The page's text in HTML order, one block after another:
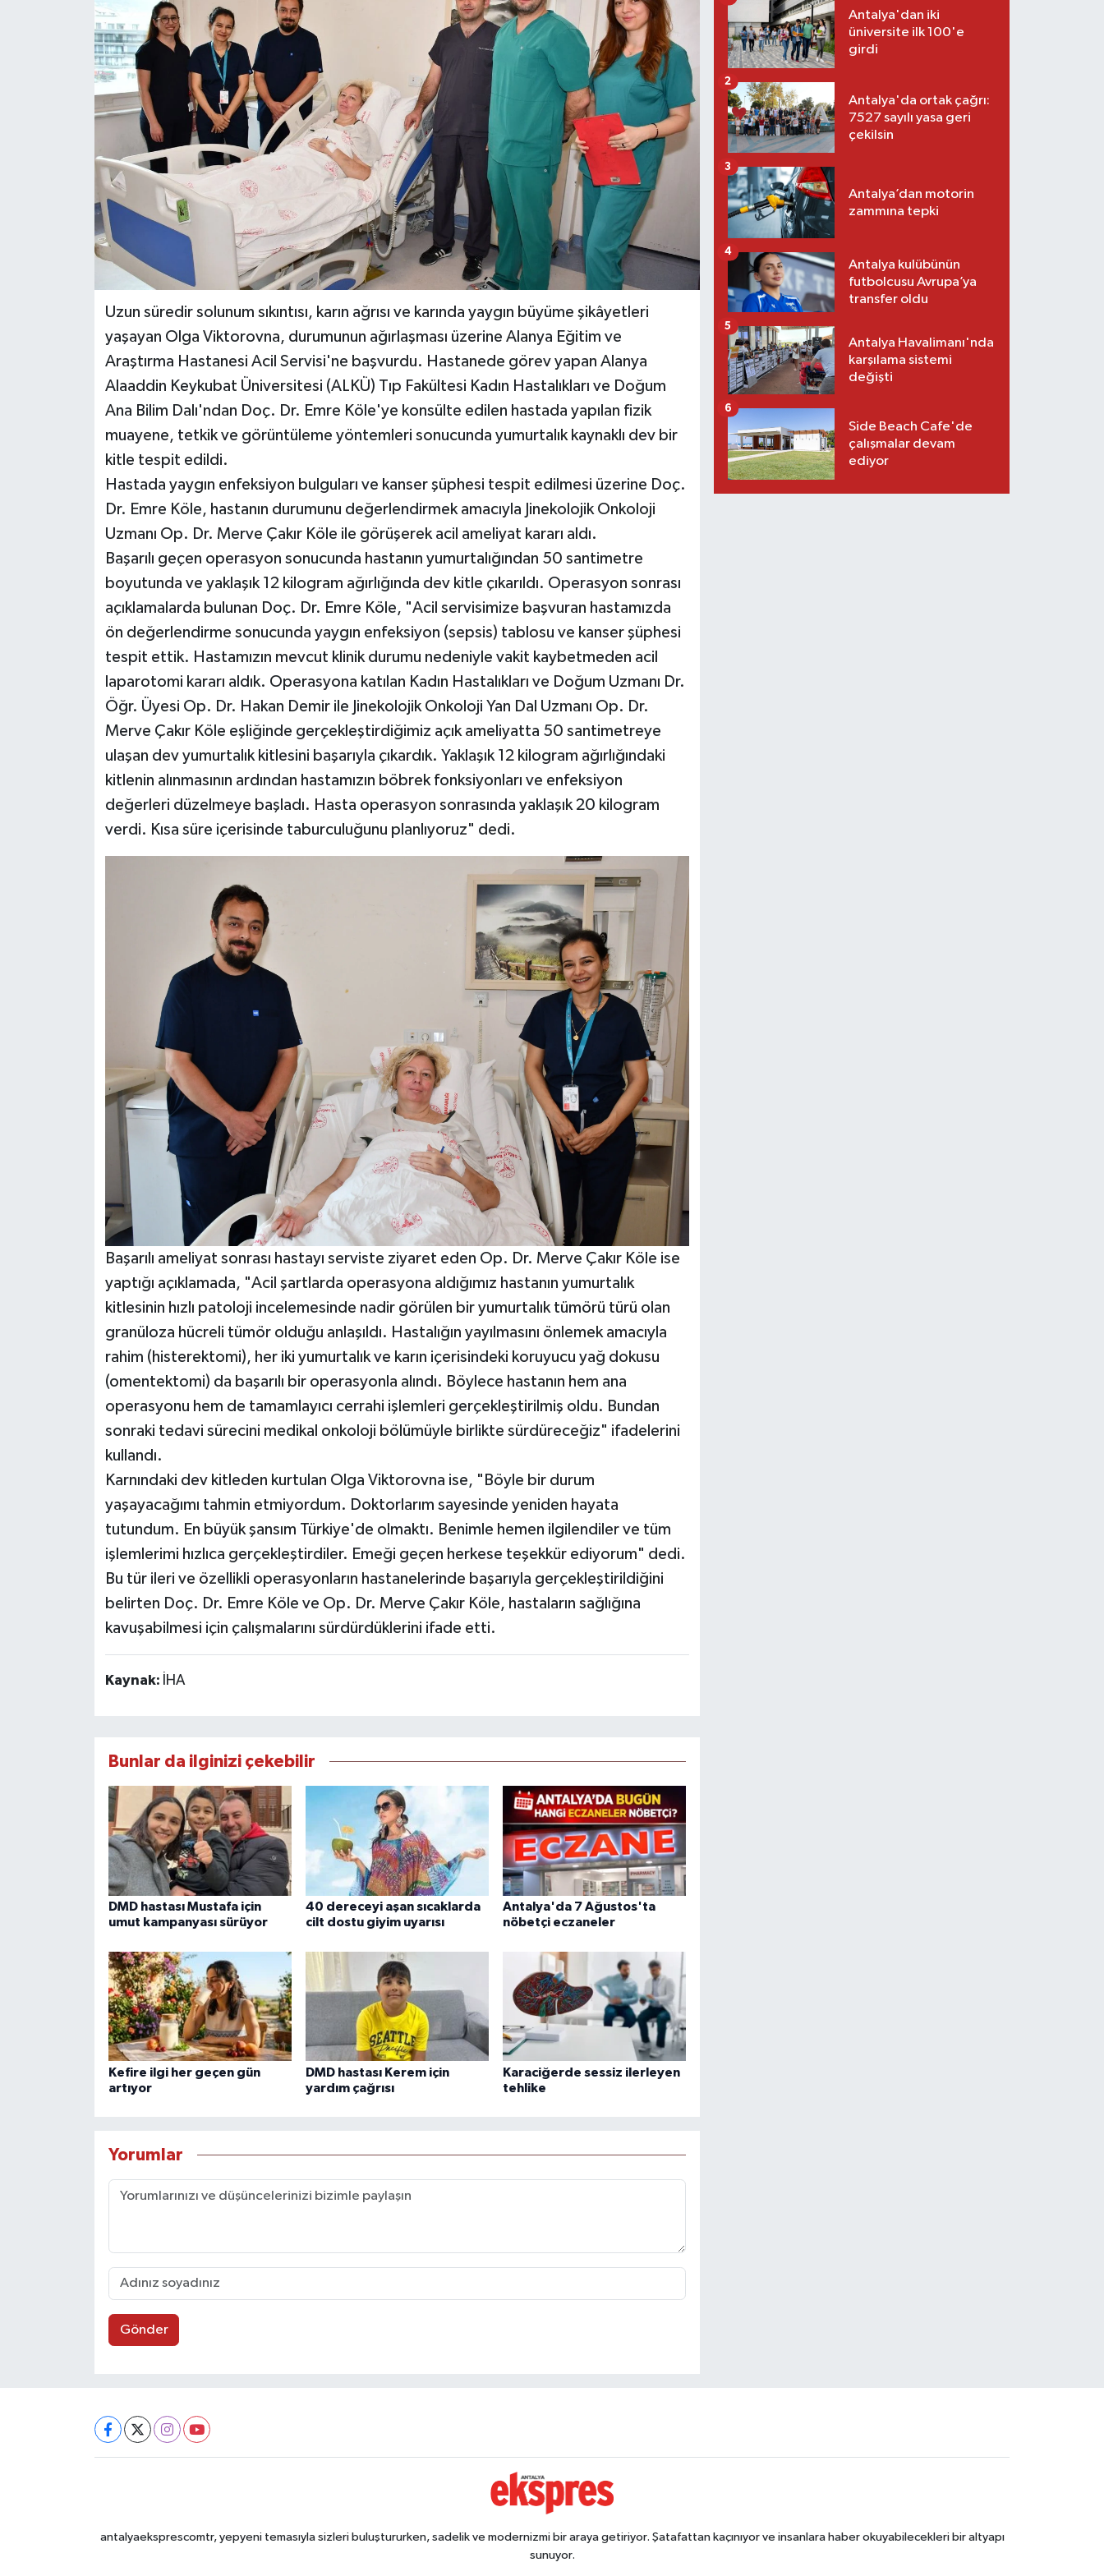
Uzun süredir solunum sıkıntısı, karın ağrısı ve karında yaygın büyüme şikâyetleri
yaşayan Olga Viktorovna, durumunun ağırlaşması üzerine Alanya Eğitim ve
Araştırma Hastanesi Acil Servisi'ne başvurdu. Hastanede görev yapan Alanya
Alaaddin Keykubat Üniversitesi (ALKÜ) Tıp Fakültesi Kadın Hastalıkları ve Doğum
Ana Bilim Dalı'ndan Doç. Dr. Emre Köle'ye konsülte edilen hastada yapılan fizik
muayene, tetkik ve görüntüleme yöntemleri sonucunda yumurtalık kaynaklı dev bir
kitle tespit edildi.
Hastada yaygın enfeksiyon bulguları ve kanser şüphesi tespit edilmesi üzerine Doç.
Dr. Emre Köle, hastanın durumunu değerlendirmek amacıyla Jinekolojik Onkoloji
Uzmanı Op. Dr. Merve Çakır Köle ile görüşerek acil ameliyat kararı aldı.
Başarılı geçen operasyon sonucunda hastanın yumurtalığından 50 santimetre
boyutunda ve yaklaşık 12 kilogram ağırlığında dev kitle çıkarıldı. Operasyon sonrası
açıklamalarda bulunan Doç. Dr. Emre Köle, "Acil servisimize başvuran hastamızda
ön değerlendirme sonucunda yaygın enfeksiyon (sepsis) tablosu ve kanser şüphesi
tespit ettik. Hastamızın mevcut klinik durumu nedeniyle vakit kaybetmeden acil
laparotomi kararı aldık. Operasyona katılan Kadın Hastalıkları ve Doğum Uzmanı Dr.
Öğr. Üyesi Op. Dr. Hakan Demir ile Jinekolojik Onkoloji Yan Dal Uzmanı Op. Dr.
Merve Çakır Köle eşliğinde gerçekleştirdiğimiz açık ameliyatta 50 santimetreye
ulaşan dev yumurtalık kitlesini başarıyla çıkardık. Yaklaşık 12 kilogram ağırlığındaki
kitlenin alınmasının ardından hastamızın böbrek fonksiyonları ve enfeksiyon
değerleri düzelmeye başladı. Hasta operasyon sonrasında yaklaşık 20 kilogram
verdi. Kısa süre içerisinde taburculuğunu planlıyoruz" dedi.
Başarılı ameliyat sonrası hastayı serviste ziyaret eden Op. Dr. Merve Çakır Köle ise
yaptığı açıklamada, "Acil şartlarda operasyona aldığımız hastanın yumurtalık
kitlesinin hızlı patoloji incelemesinde nadir görülen bir yumurtalık tümörü türü olan
granüloza hücreli tümör olduğu anlaşıldı. Hastalığın yayılmasını önlemek amacıyla
rahim (histerektomi), her iki yumurtalık ve karın içerisindeki koruyucu yağ dokusu
(omentektomi) da başarılı bir operasyonla alındı. Böylece hastanın hem ana
operasyonu hem de tamamlayıcı cerrahi işlemleri gerçekleştirilmiş oldu. Bundan
sonraki tedavi sürecini medikal onkoloji bölümüyle birlikte sürdüreceğiz" ifadelerini
kullandı.
Karnındaki dev kitleden kurtulan Olga Viktorovna ise, "Böyle bir durum
yaşayacağımı tahmin etmiyordum. Doktorlarım sayesinde yeniden hayata
tutundum. En büyük şansım Türkiye'de olmaktı. Benimle hemen ilgilendiler ve tüm
işlemlerimi hızlıca gerçekleştirdiler. Emeği geçen herkese teşekkür ediyorum" dedi.
Bu tür ileri ve özellikli operasyonların hastanelerinde başarıyla gerçekleştirildiğini
belirten Doç. Dr. Emre Köle ve Op. Dr. Merve Çakır Köle, hastaların sağlığına
kavuşabilmesi için çalışmalarını sürdürdüklerini ifade etti.
Kaynak: İHA
Bunlar da ilginizi çekebilir
DMD hastası Mustafa için
umut kampanyası sürüyor
40 dereceyi aşan sıcaklarda
cilt dostu giyim uyarısı
Antalya'da 7 Ağustos'ta
nöbetçi eczaneler
Kefire ilgi her geçen gün
artıyor
DMD hastası Kerem için
yardım çağrısı
Karaciğerde sessiz ilerleyen
tehlike
Yorumlar
Gönder
Antalya'dan iki
üniversite ilk 100'e
girdi
Antalya'da ortak çağrı:
7527 sayılı yasa geri
çekilsin
2
Antalya’dan motorin
zammına tepki
3
Antalya kulübünün
futbolcusu Avrupa’ya
transfer oldu
4
Antalya Havalimanı'nda
karşılama sistemi
değişti
5
Side Beach Cafe'de
çalışmalar devam
ediyor
6
antalyaeksprescomtr, yepyeni temasıyla sizleri buluştururken, sadelik ve modernizmi bir araya getiriyor. Şatafattan kaçınıyor ve insanlara haber okuyabilecekleri bir altyapı
sunuyor.
EĞİTİM
TURİZM
RÖPORTAJ
VİDEO HABERLER
YAZARLAR